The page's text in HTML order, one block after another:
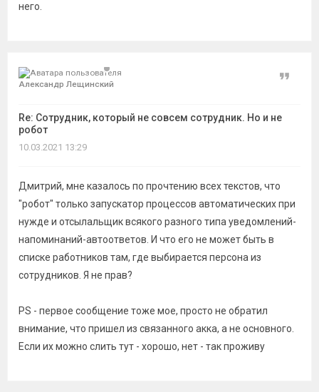
него.
Александр Лещинский
Re: Сотрудник, который не совсем сотрудник. Но и не
робот
Цитата
10.03.2021 13:29
Дмитрий, мне казалось по прочтению всех текстов, что
"робот" только запускатор процессов автоматических при
нужде и отсылальщик всякого разного типа уведомлений-
напоминаний-автоответов. И что его не может быть в
списке работников там, где выбирается персона из
сотрудников. Я не прав?
PS - первое сообщение тоже мое, просто не обратил
внимание, что пришел из связанного акка, а не основного.
Если их можно слить тут - хорошо, нет - так проживу